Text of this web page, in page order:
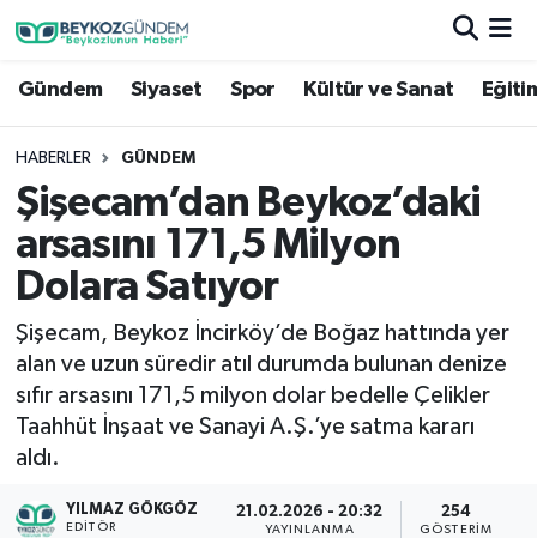
Gündem Siyaset Spor Kültür ve Sanat
HABERLER GÜNDEM
Şişecam’dan Beykoz’daki
arsasını 171,5 Milyon
Dolara Satıyor
Şişecam, Beykoz İncirköy’de Boğaz hattında yer
alan ve uzun süredir atıl durumda bulunan denize
sıfır arsasını 171,5 milyon dolar bedelle Çelikler
Taahhüt İnşaat ve Sanayi A.Ş.’ye satma kararı
aldı.
YILMAZ GÖKGÖZ
EDITÖR
21.02.2026 - 20:32
YAYINLANMA
254
GÖSTERIM
Hava Durumu
Trafik Durumu
Süper Lig Puan Durumu ve Fikstür
Tüm Manşetler
Son Dakika Haberleri
Haber Arşivi